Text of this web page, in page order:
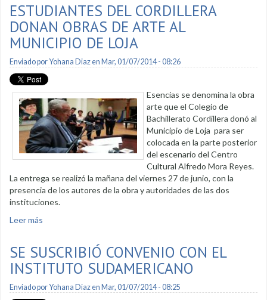
ESTUDIANTES DEL CORDILLERA
DONAN OBRAS DE ARTE AL
MUNICIPIO DE LOJA
Enviado porYohana Diazen Mar, 01/07/2014 - 08:26
Esencias se denomina la obra
arte que el Colegio de
Bachillerato Cordillera donó al
Municipio de Loja para ser
colocada en la parte posterior
del escenario del Centro
Cultural Alfredo Mora Reyes.
La entrega se realizó la mañana del viernes 27 de junio, con la
presencia de los autores de la obra y autoridades de las dos
instituciones.
Leer más
SE SUSCRIBIÓ CONVENIO CON EL
INSTITUTO SUDAMERICANO
Enviado porYohana Diazen Mar, 01/07/2014 - 08:25